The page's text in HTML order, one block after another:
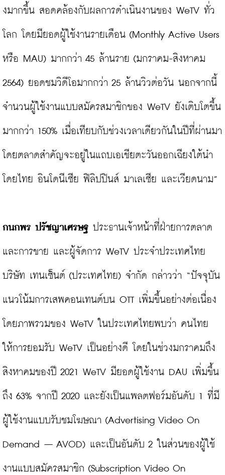
งมากขึ้น สอดคล้องกับผลการดำเนินงานของ WeTV ทั่ว
โลก โดยมียอดผู้ใช้งานรายเดือน (Monthly Active Users
หรือ MAU) มากกว่า 45 ล้านราย (มกราคม-สิงหาคม
2564) ยอดชมวิดีโอมากกว่า 25 ล้านวิวต่อวัน นอกจากนี้
จำนวนผู้ใช้งานแบบสมัครสมาชิกของ WeTV ยังเติบโตขึ้น
มากกว่า 150% เมื่อเทียบกับช่วงเวลาเดียวกันในปีที่ผ่านมา
โดยตลาดสำคัญจะอยู่ในแถบเอเชียตะวันออกเฉียงใต้นำ
โดยไทย อินโดนีเซีย ฟิลิปปินส์ มาเลเซีย และเวียดนาม”
กนกพร ปรัชญาเศรษฐ ประธานเจ้าหน้าที่ฝ่ายการตลาด
และการขาย และผู้จัดการ WeTV ประจำประเทศไทย
บริษัท เทนเซ็นต์ (ประเทศไทย) จำกัด กล่าวว่า “ปัจจุบัน
แนวโน้มการเสพคอนเทนต์บน OTT เพิ่มขึ้นอย่างต่อเนื่อง
โดยภาพรวมของ WeTV ในประเทศไทยพบว่า คนไทย
ให้การยอมรับ WeTV เป็นอย่างดี โดยในช่วงมกราคมถึง
สิงหาคมของปี 2021 WeTV มียอดผู้ใช้งาน DAU เพิ่มขึ้น
ถึง 63% จากปี 2020 และยังเป็นแพลตฟอร์มอันดับ 1 ที่มี
ผู้ใช้งานแบบรับชมโฆษณา (Advertising Video On
Demand – AVOD) และเป็นอันดับ 2 ในส่วนของผู้ใช้
งานแบบสมัครสมาชิก (Subscription Video On